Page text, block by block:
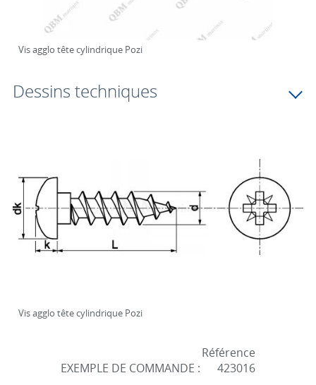
Vis agglo tête cylindrique Pozi
Dessins techniques
Vis agglo tête cylindrique Pozi
EXEMPLE DE COMMANDE :
Référence
423016